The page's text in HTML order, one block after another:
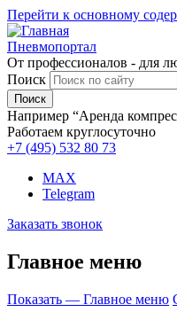
Перейти к основному
Пневмопортал
От профессионалов - для
Поиск
Например “Аренда
Работаем круглосуточно
+7 (495) 532 80 73
MAX
Telegram
Заказать звонок
Главное меню
Показать — Главное меню